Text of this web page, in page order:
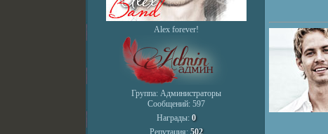
Alex forever!
Группа: Администраторы
Сообщений: 597
Награды: 0
Репутация: 502